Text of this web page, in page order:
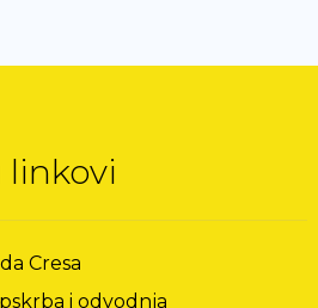
linkovi
Cresa
i odvodnja